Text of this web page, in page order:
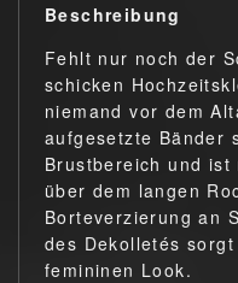
Beschreibung
Fehlt nur noch der
schicken
niemand vor dem
aufgesetzte Bänder
Brustbereich und
über dem langen
Borteverzierung an
des Dekolletés
femininen Look.